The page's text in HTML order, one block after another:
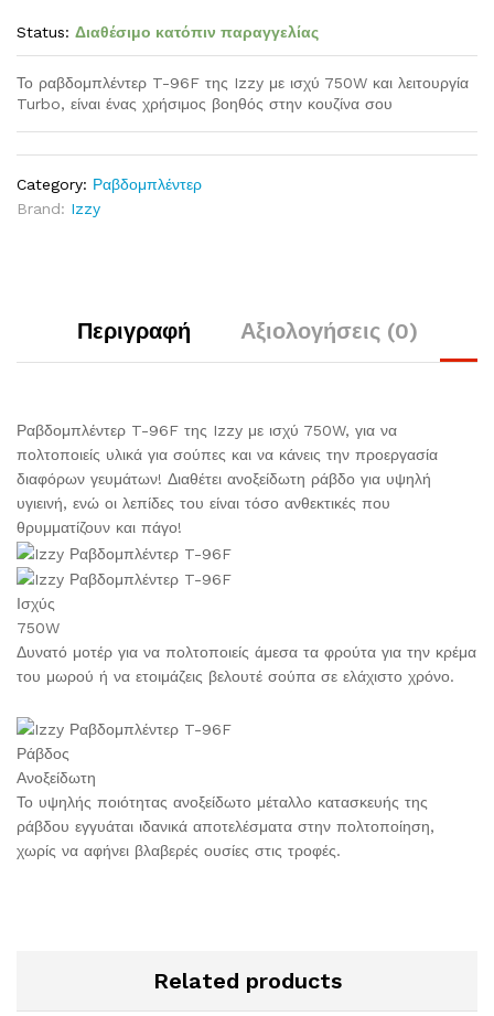
Status: Διαθέσιμο κατόπιν παραγγελίας
Το ραβδομπλέντερ T-96F της Izzy με ισχύ 750W και λειτουργία
Turbo, είναι ένας χρήσιμος βοηθός στην κουζίνα σου
Category: Ραβδομπλέντερ
Brand: Izzy
Περιγραφή Αξιολογήσεις (0)
Ραβδομπλέντερ T-96F της Izzy με ισχύ 750W, για να
πολτοποιείς υλικά για σούπες και να κάνεις την προεργασία
διαφόρων γευμάτων! Διαθέτει ανοξείδωτη ράβδο για υψηλή
υγιεινή, ενώ οι λεπίδες του είναι τόσο ανθεκτικές που
θρυμματίζουν και πάγο!
Ισχύς
750W
Δυνατό μοτέρ για να πολτοποιείς άμεσα τα φρούτα για την κρέμα
του μωρού ή να ετοιμάζεις βελουτέ σούπα σε ελάχιστο χρόνο.
Ράβδος
Ανοξείδωτη
Το υψηλής ποιότητας ανοξείδωτο μέταλλο κατασκευής της
ράβδου εγγυάται ιδανικά αποτελέσματα στην πολτοποίηση,
χωρίς να αφήνει βλαβερές ουσίες στις τροφές.
Related products